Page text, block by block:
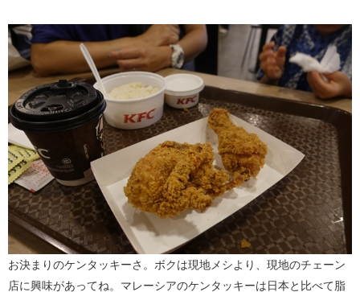
お決まりのケンタッキーさ。ボクは現地メシより、現地のチェーン
店に興味があってね。マレーシアのケンタッキーは日本と比べて脂